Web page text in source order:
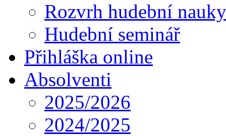
Rozvrh hudební
Hudební seminář
Přihláška online
Absolventi
2025/2026
2024/2025